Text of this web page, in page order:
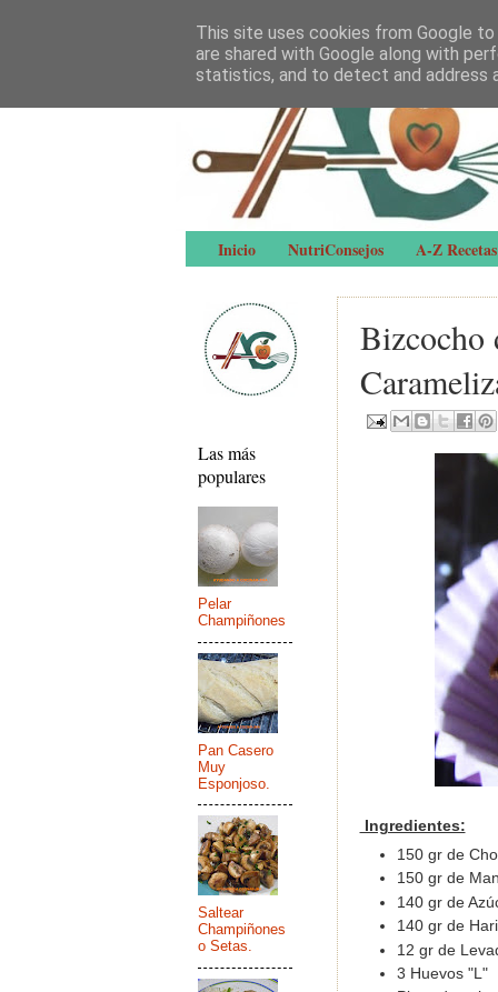
Inicio NutriConsejos A-Z Recetas
Bizcocho
Ingredientes:
150 gr de
150 gr de
140 gr de
140 gr de
12 gr de
3 Huevos "L"
Las más
populares
Pelar
Champiñones
Pan Casero
Muy
Esponjoso.
Saltear
Champiñones
o Setas.
This site uses cookies from Google
are shared with Google along with
statistics, and to detect and address